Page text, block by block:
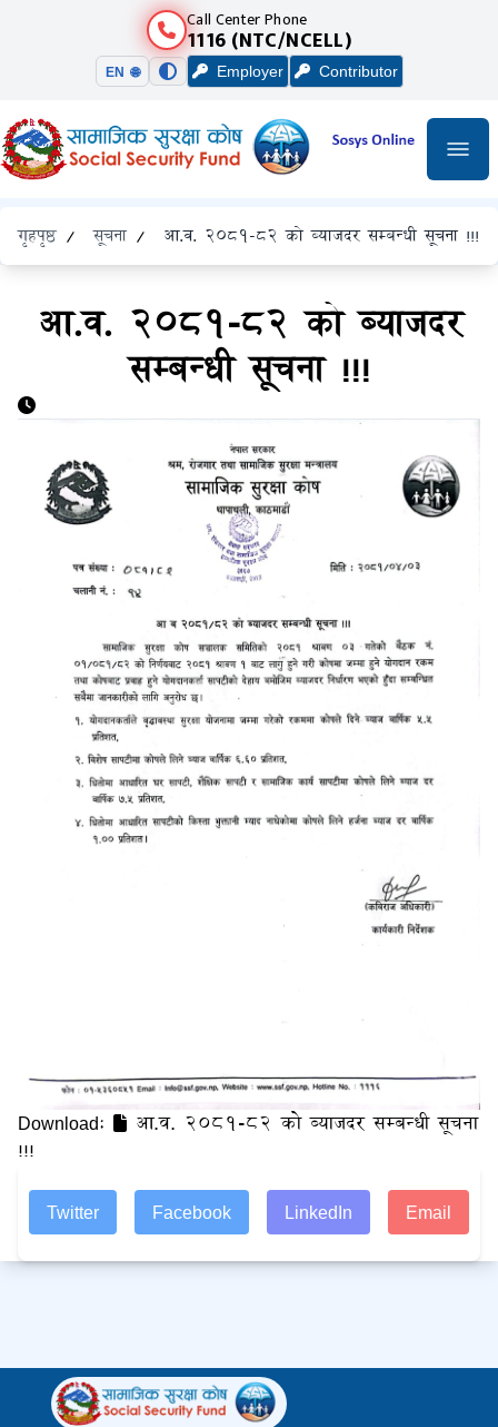
Call Center Phone
1116 (NTC/NCELL)
EN 🌐 Employer Contributor
गृहपृष्ठ / सूचना / आ.व. २०८१-८२ को ब्याजदर सम्बन्धी सूचना !!!
आ.व. २०८१-८२ को ब्याजदर
सम्बन्धी सूचना !!!
Download:
आ.व. २०८१-८२ को ब्याजदर सम्बन्धी सूचना
!!!
Twitter Facebook LinkedIn Email